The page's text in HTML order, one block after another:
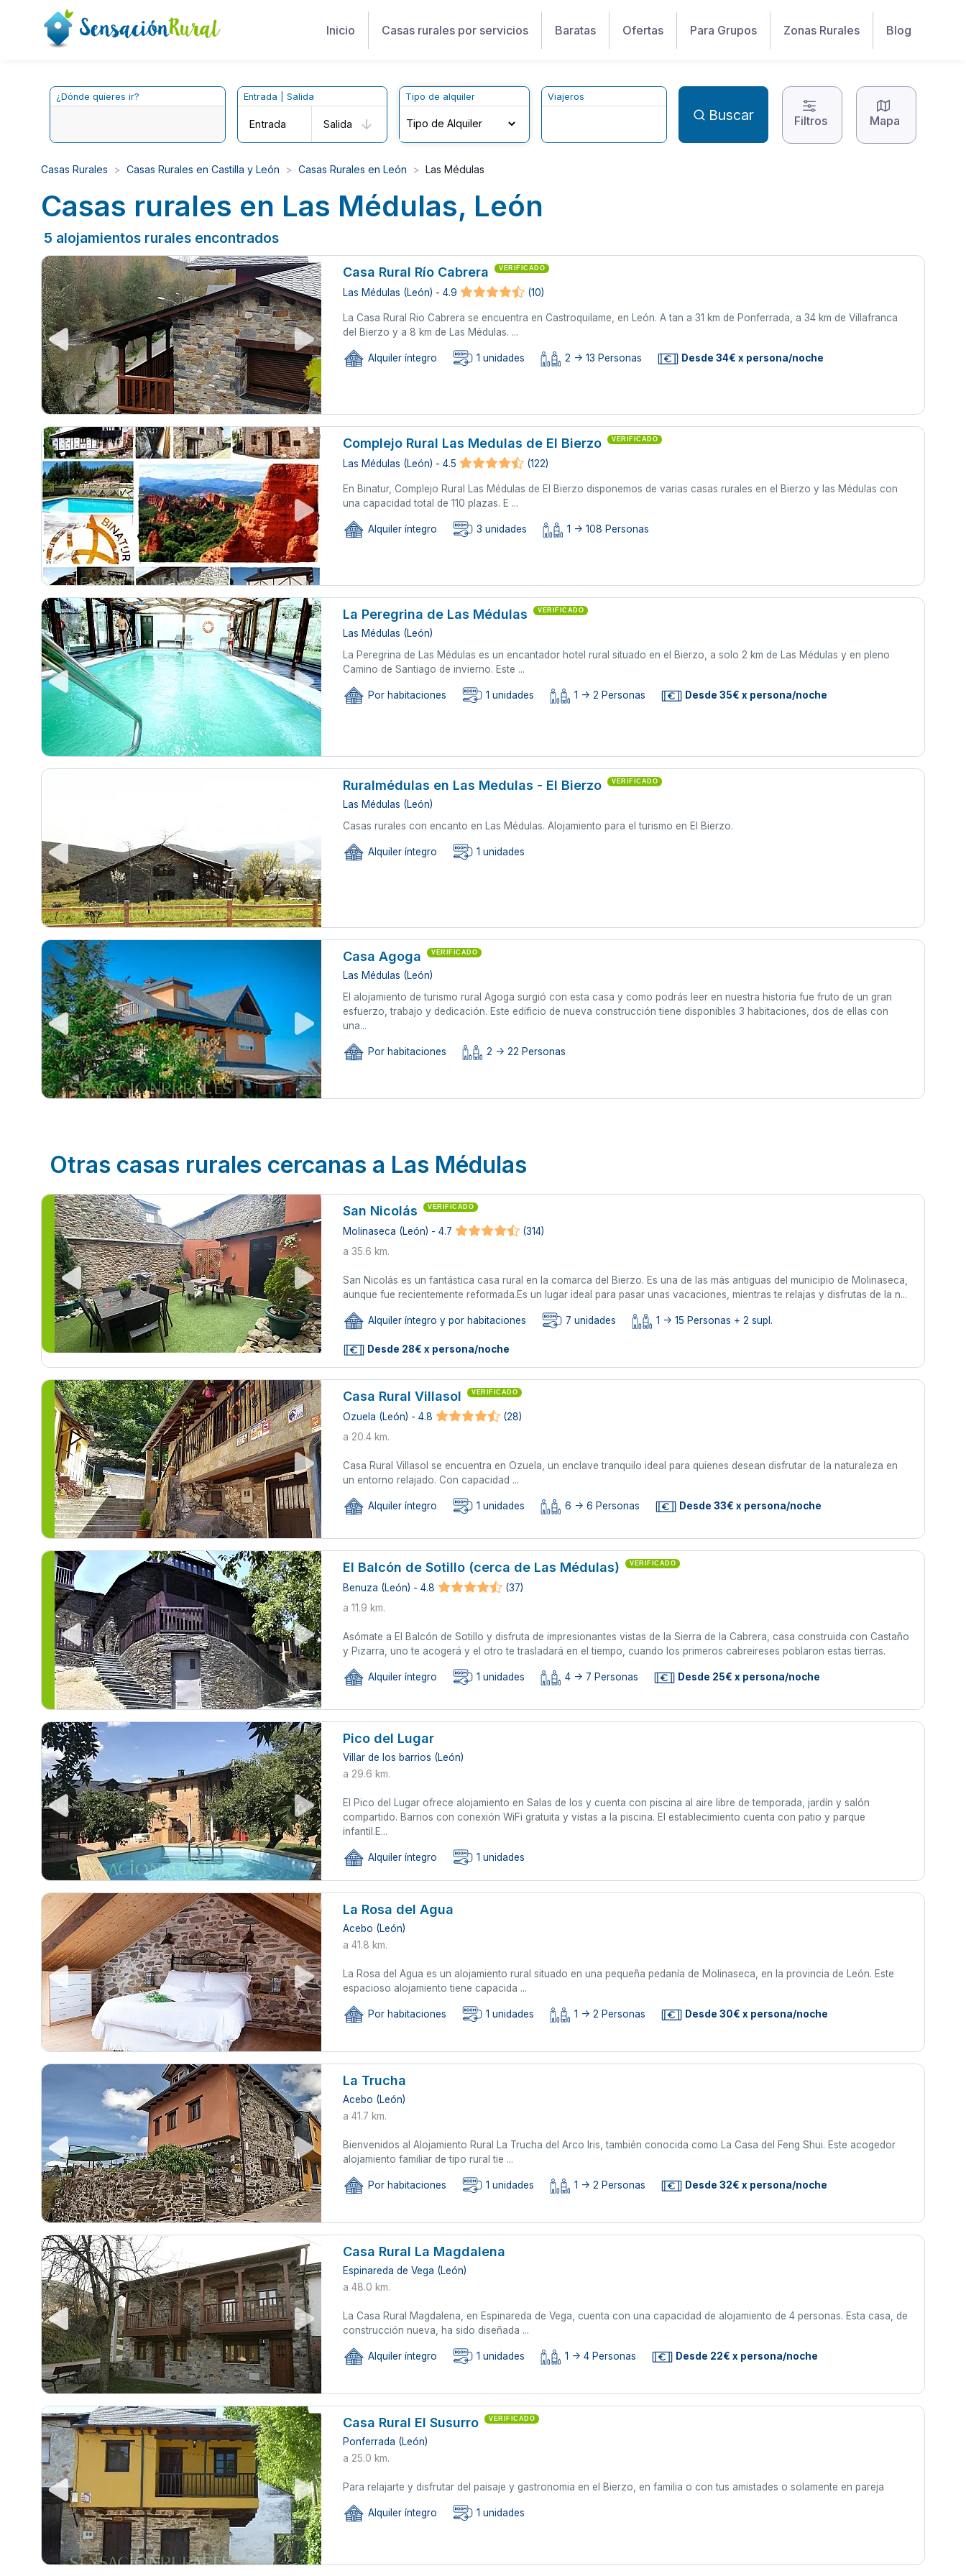
Inicio Casas rurales por servicios Baratas Ofertas Para Grupos Zonas Rurales Blog
¿Dónde quieres ir? Entrada | Salida
Entrada Salida
Tipo de alquiler Viajeros
Buscar Filtros Mapa
Casas Rurales Casas Rurales en Castilla y León Casas Rurales en León Las Médulas
Casas rurales en Las Médulas, León
5 alojamientos rurales encontrados
Casa Rural Río Cabrera VERIFICADO
Las Médulas (León) - 4.9 (10)
La Casa Rural Rio Cabrera se encuentra en Castroquilame, en León. A tan a 31 km de Ponferrada, a 34 km de Villafranca
del Bierzo y a 8 km de Las Médulas. ...
Alquiler íntegro 1 unidades 2 -> 13 Personas Desde 34€ x persona/noche
Complejo Rural Las Medulas de El Bierzo VERIFICADO
Las Médulas (León) - 4.5 (122)
En Binatur, Complejo Rural Las Médulas de El Bierzo disponemos de varias casas rurales en el Bierzo y las Médulas con
una capacidad total de 110 plazas. E ...
Alquiler íntegro 3 unidades 1 -> 108 Personas
La Peregrina de Las Médulas VERIFICADO
Las Médulas (León)
La Peregrina de Las Médulas es un encantador hotel rural situado en el Bierzo, a solo 2 km de Las Médulas y en pleno
Camino de Santiago de invierno. Este ...
Por habitaciones 1 unidades 1 -> 2 Personas Desde 35€ x persona/noche
Ruralmédulas en Las Medulas - El Bierzo VERIFICADO
Las Médulas (León)
Casas rurales con encanto en Las Médulas. Alojamiento para el turismo en El Bierzo.
Alquiler íntegro 1 unidades
Casa Agoga VERIFICADO
Las Médulas (León)
El alojamiento de turismo rural Agoga surgió con esta casa y como podrás leer en nuestra historia fue fruto de un gran
esfuerzo, trabajo y dedicación. Este edificio de nueva construcción tiene disponibles 3 habitaciones, dos de ellas con
una...
Por habitaciones 2 -> 22 Personas
Otras casas rurales cercanas a Las Médulas
San Nicolás VERIFICADO
Molinaseca (León) - 4.7
(314)
a 35.6 km.
San Nicolás es un fantástica casa rural en la comarca del Bierzo. Es una de las más antiguas del municipio de Molinaseca,
aunque fue recientemente reformada.Es un lugar ideal para pasar unas vacaciones, mientras te relajas y disfrutas de la n...
Alquiler íntegro y por habitaciones 7 unidades 1 -> 15 Personas + 2 supl.
Desde 28€ x persona/noche
Casa Rural Villasol VERIFICADO
Ozuela (León) - 4.8
(28)
a 20.4 km.
Casa Rural Villasol se encuentra en Ozuela, un enclave tranquilo ideal para quienes desean disfrutar de la naturaleza en
un entorno relajado. Con capacidad ...
Alquiler íntegro 1 unidades 6 -> 6 Personas Desde 33€ x persona/noche
El Balcón de Sotillo (cerca de Las Médulas) VERIFICADO
Benuza (León) - 4.8
(37)
a 11.9 km.
Asómate a El Balcón de Sotillo y disfruta de impresionantes vistas de la Sierra de la Cabrera, casa construida con Castaño
y Pizarra, uno te acogerá y el otro te trasladará en el tiempo, cuando los primeros cabreireses poblaron estas tierras.
Alquiler íntegro 1 unidades 4 -> 7 Personas Desde 25€ x persona/noche
Pico del Lugar
Villar de los barrios (León)
a 29.6 km.
El Pico del Lugar ofrece alojamiento en Salas de los y cuenta con piscina al aire libre de temporada, jardín y salón
compartido. Barrios con conexión WiFi gratuita y vistas a la piscina. El establecimiento cuenta con patio y parque
infantil.E...
Alquiler íntegro 1 unidades
La Rosa del Agua
Acebo (León)
a 41.8 km.
La Rosa del Agua es un alojamiento rural situado en una pequeña pedanía de Molinaseca, en la provincia de León. Este
espacioso alojamiento tiene capacida ...
Por habitaciones 1 unidades 1 -> 2 Personas Desde 30€ x persona/noche
La Trucha
Acebo (León)
a 41.7 km.
Bienvenidos al Alojamiento Rural La Trucha del Arco Iris, también conocida como La Casa del Feng Shui. Este acogedor
alojamiento familiar de tipo rural tie ...
Por habitaciones 1 unidades 1 -> 2 Personas Desde 32€ x persona/noche
Casa Rural La Magdalena
Espinareda de Vega (León)
a 48.0 km.
La Casa Rural Magdalena, en Espinareda de Vega, cuenta con una capacidad de alojamiento de 4 personas. Esta casa, de
construcción nueva, ha sido diseñada ...
Alquiler íntegro 1 unidades 1 -> 4 Personas Desde 22€ x persona/noche
Casa Rural El Susurro VERIFICADO
Ponferrada (León)
a 25.0 km.
Para relajarte y disfrutar del paisaje y gastronomia en el Bierzo, en familia o con tus amistades o solamente en pareja
Alquiler íntegro 1 unidades